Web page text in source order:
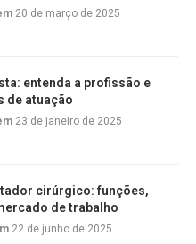
20 de março de 2025
entenda a profissão e
de atuação
23 de janeiro de 2025
cirúrgico: funções,
de trabalho
22 de junho de 2025